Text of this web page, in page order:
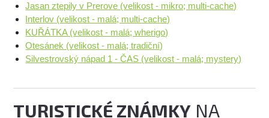
Jasan ztepily v Prerove (velikost - mikro; multi-cache)
Interlov (velikost - malá; multi-cache)
KUŘÁTKA (velikost - malá; wherigo)
Otesánek (velikost - malá; tradiční)
Silvestrovský nápad 1 - ČAS (velikost - malá; mystery)
TURISTICKÉ ZNÁMKY NA